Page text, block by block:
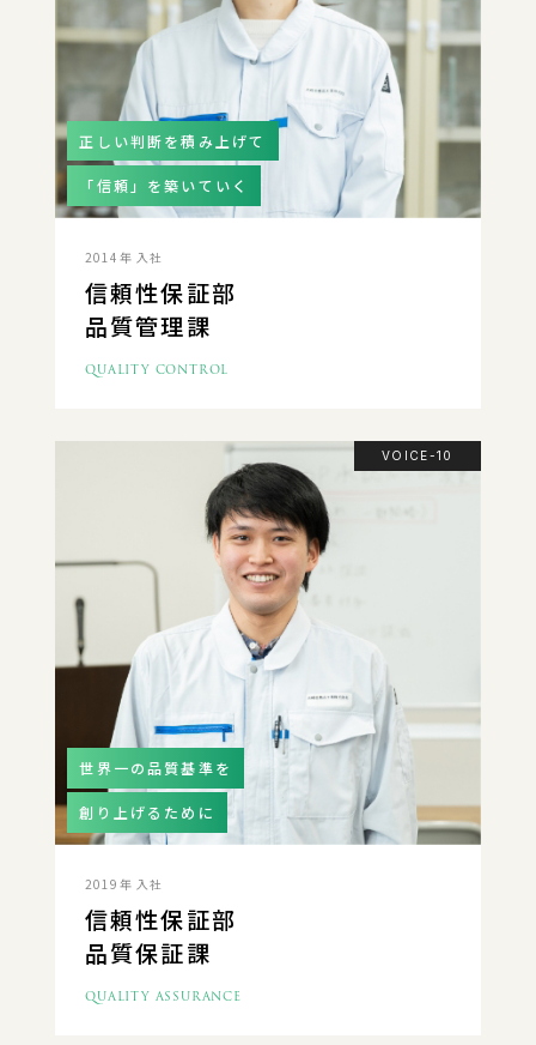
正しい判断を積み上げて
「信頼」を築いていく
2014年 入社
信頼性保証部
品質管理課
QUALITY CONTROL
VOICE-10
世界一の品質基準を
創り上げるために
2019年 入社
信頼性保証部
品質保証課
QUALITY ASSURANCE